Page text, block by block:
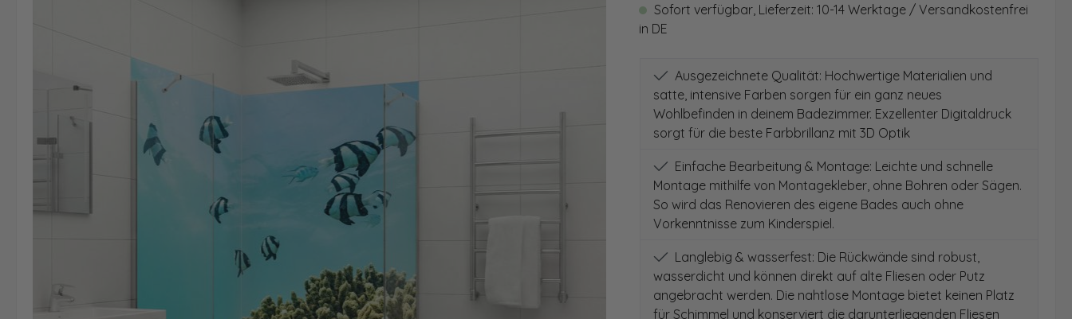
Sofort verfügbar, Lieferzeit: 10-14 Werktage / Versandkostenfrei
in DE
Ausgezeichnete Qualität: Hochwertige Materialien und
satte, intensive Farben sorgen für ein ganz neues
Wohlbefinden in deinem Badezimmer. Exzellenter Digitaldruck
sorgt für die beste Farbbrillanz mit 3D Optik
Einfache Bearbeitung & Montage: Leichte und schnelle
Montage mithilfe von Montagekleber, ohne Bohren oder Sägen.
So wird das Renovieren des eigene Bades auch ohne
Vorkenntnisse zum Kinderspiel.
Langlebig & wasserfest: Die Rückwände sind robust,
wasserdicht und können direkt auf alte Fliesen oder Putz
angebracht werden. Die nahtlose Montage bietet keinen Platz
für Schimmel und konserviert die darunterliegenden Fliesen